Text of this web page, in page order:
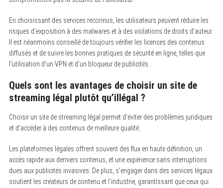
En choisissant des services reconnus, les utilisateurs peuvent réduire les
risques d’exposition à des malwares et à des violations de droits d’auteur.
Il est néanmoins conseillé de toujours vérifier les licences des contenus
diffusés et de suivre les bonnes pratiques de sécurité en ligne, telles que
l’utilisation d’un VPN et d’un bloqueur de publicités.
Quels sont les avantages de choisir un site de
streaming légal plutôt qu’illégal ?
Choisir un site de streaming légal permet d’éviter des problèmes juridiques
et d’accéder à des contenus de meilleure qualité.
Les plateformes légales offrent souvent des flux en haute définition, un
accès rapide aux derniers contenus, et une expérience sans interruptions
dues aux publicités invasives. De plus, s’engager dans des services légaux
soutient les créateurs de contenu et l’industrie, garantissant que ceux qui